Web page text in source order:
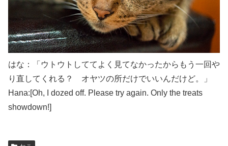
はな：「ウトウトしててよく見てなかったからもう一回や
り直してくれる？ オヤツの所だけでいいんだけど。」
Hana:[Oh, I dozed off. Please try again. Only the treats
showdown!]